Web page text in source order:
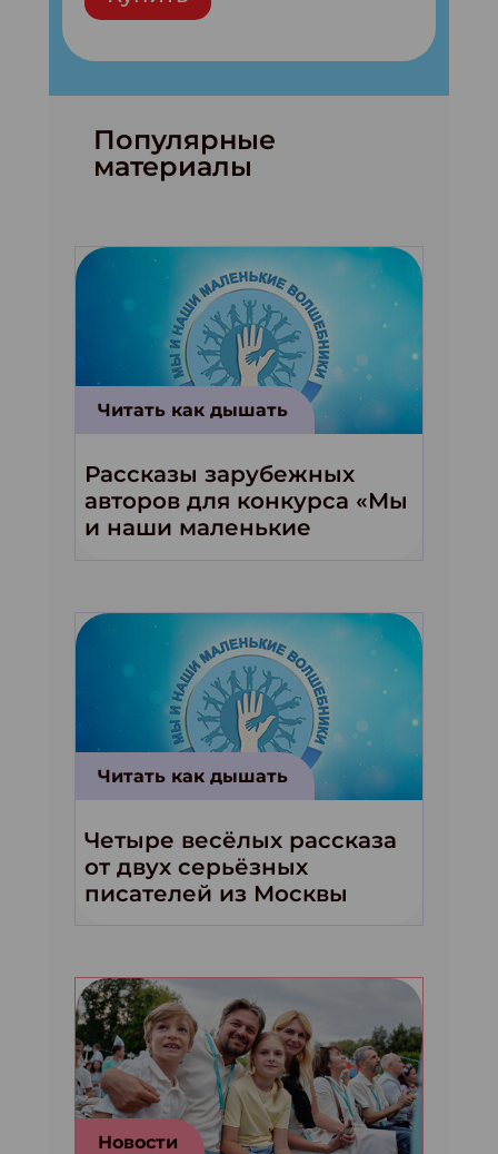
Популярные
материалы
Читать как дышать
Рассказы зарубежных
авторов для конкурса «Мы
и наши маленькие
волшебники!»
Читать как дышать
Четыре весёлых рассказа
от двух серьёзных
писателей из Москвы
Новости